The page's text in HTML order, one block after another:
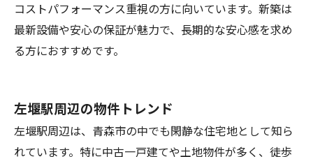
コストパフォーマンス重視の方に向いています。新築は
最新設備や安心の保証が魅力で、長期的な安心感を求め
る方におすすめです。
左堰駅周辺の物件トレンド
左堰駅周辺は、青森市の中でも閑静な住宅地として知ら